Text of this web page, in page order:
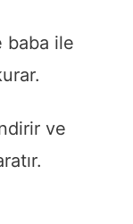
baba ile
ve